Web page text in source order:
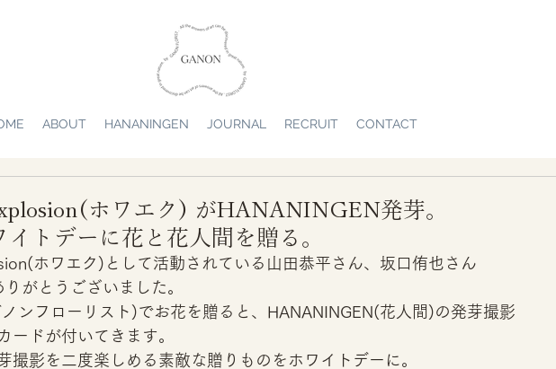
ABOUT HANANINGEN JOURNAL RECRUIT CONTACT
ホワエク) がHANANINGEN発芽。
トデーに花と花人間を贈る。
ホワエク)として活動されている山田恭平さん、坂口侑也さん
がとうございました。
ンフローリスト)でお花を贈ると、HANANINGEN(花人間)の発芽撮影
ードが付いてきます。
撮影を二度楽しめる素敵な贈りものをホワイトデーに。